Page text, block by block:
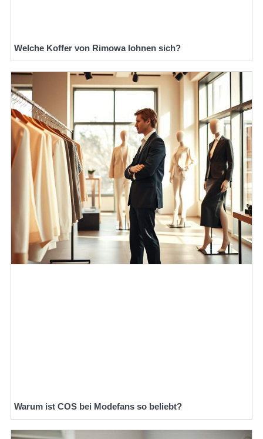
Welche Koffer von Rimowa lohnen sich?
Warum ist COS bei Modefans so beliebt?